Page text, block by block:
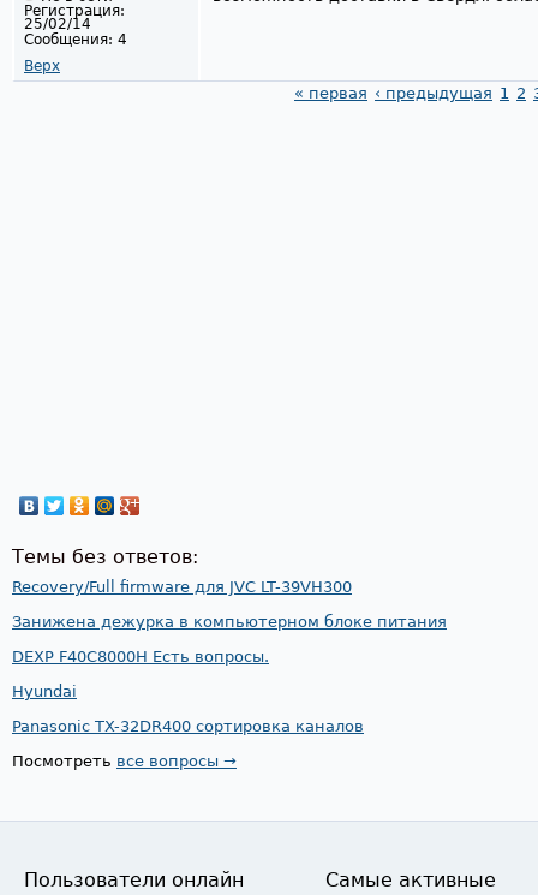
Регистрация:
25/02/14
Сообщения: 4
Верх
« первая ‹ предыдущая 1 2
Темы без ответов:
Recovery/Full firmware для JVC LT-39VH300
Занижена дежурка в компьютерном блоке питания
DEXP F40C8000H Есть вопросы.
Hyundai
Panasonic TX-32DR400 сортировка каналов
Посмотреть все вопросы →
Пользователи онлайн Самые активные